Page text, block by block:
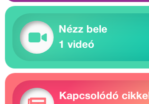
Nézz bele
1 videó
Kapcsolódó